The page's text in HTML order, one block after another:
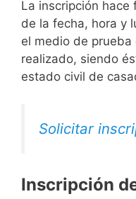
La inscripción
de la fecha, hora y
el medio de
realizado, siendo
estado civil de
Solicitar
Inscripción